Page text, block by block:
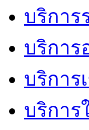
บริการ
บริการ
บริการ
บริการ